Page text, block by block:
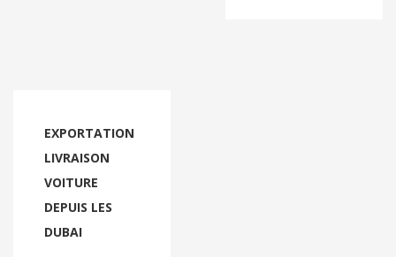
EXPORTATION
LIVRAISON
VOITURE
DEPUIS LES
DUBAI